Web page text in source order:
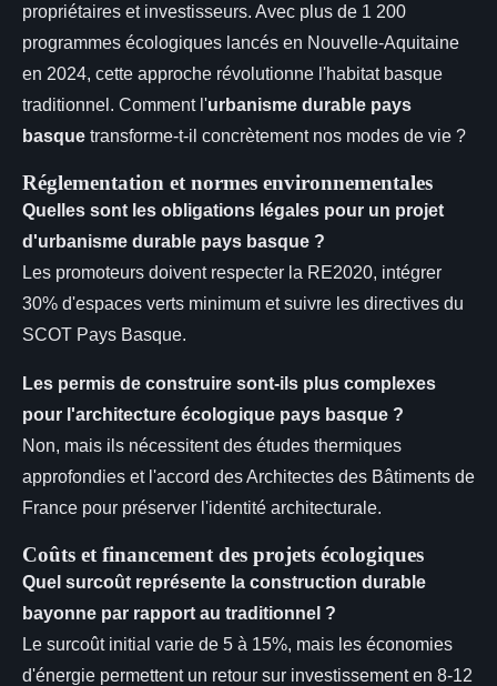
propriétaires et investisseurs. Avec plus de 1 200
programmes écologiques lancés en Nouvelle-Aquitaine
en 2024, cette approche révolutionne l'habitat basque
traditionnel. Comment l'urbanisme durable pays
basque transforme-t-il concrètement nos modes de vie ?
Réglementation et normes environnementales
Quelles sont les obligations légales pour un projet
d'urbanisme durable pays basque ?
Les promoteurs doivent respecter la RE2020, intégrer
30% d'espaces verts minimum et suivre les directives du
SCOT Pays Basque.
Les permis de construire sont-ils plus complexes
pour l'architecture écologique pays basque ?
Non, mais ils nécessitent des études thermiques
approfondies et l'accord des Architectes des Bâtiments de
France pour préserver l'identité architecturale.
Coûts et financement des projets écologiques
Quel surcoût représente la construction durable
bayonne par rapport au traditionnel ?
Le surcoût initial varie de 5 à 15%, mais les économies
d'énergie permettent un retour sur investissement en 8-12